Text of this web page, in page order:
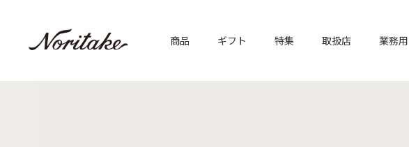
商品 ギフト 特集 取扱店 業務